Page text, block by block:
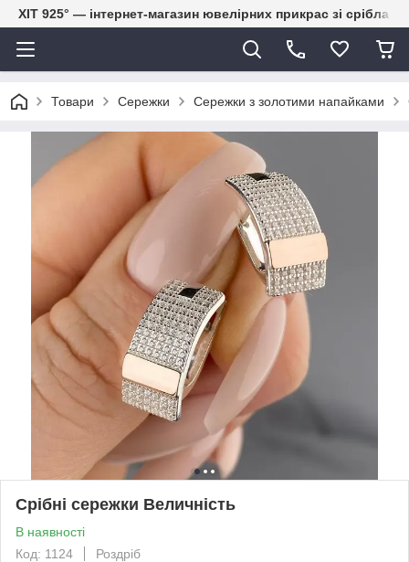
ХІТ 925° — інтернет-магазин ювелірних прикрас зі срібла
Товари Сережки Сережки з золотими напайками
Срібні сережки Величність
В наявності
Код: 1124
Роздріб